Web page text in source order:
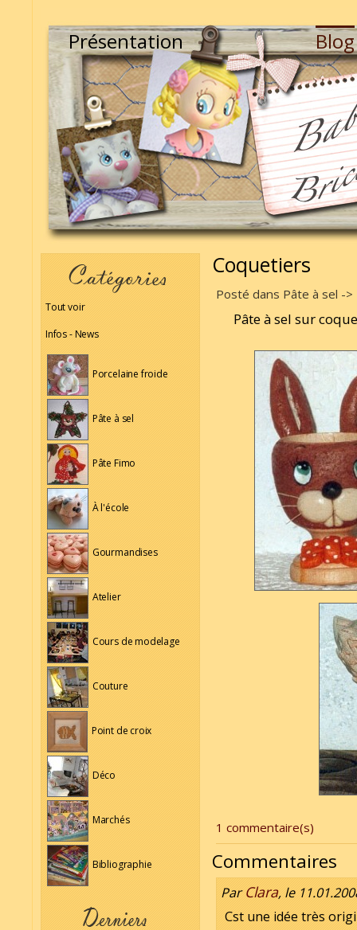
Présentation Blog
Tout voir
Infos - News
Porcelaine froide
Pâte à sel
Pâte Fimo
À l'école
Gourmandises
Atelier
Cours de modelage
Couture
Point de croix
Déco
Marchés
Bibliographie
Coquetiers
Posté dans Pâte à sel -
Pâte à sel sur
1 commentaire(s)
Commentaires
ParClara, le
Cst une idée très